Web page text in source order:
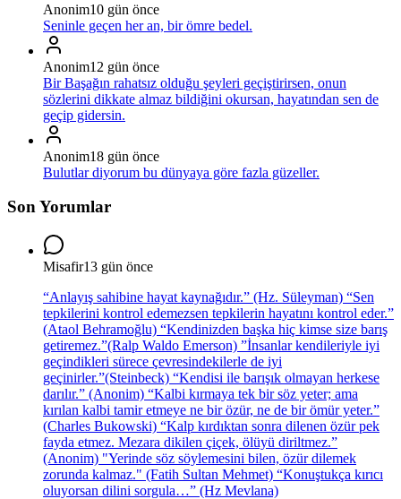
Anonim10 gün önce
Seninle geçen her an, bir ömre bedel.
Anonim12 gün önce
Bir Başağın rahatsız olduğu şeyleri geçiştirirsen, onun
sözlerini dikkate almaz bildiğini okursan, hayatından sen de
geçip gidersin.
Anonim18 gün önce
Bulutlar diyorum bu dünyaya göre fazla güzeller.
Son Yorumlar
Misafir13 gün önce
“Anlayış sahibine hayat kaynağıdır.” (Hz. Süleyman) “Sen
tepkilerini kontrol edemezsen tepkilerin hayatını kontrol eder.”
(Ataol Behramoğlu) “Kendinizden başka hiç kimse size barış
getiremez.”(Ralp Waldo Emerson) ”İnsanlar kendileriyle iyi
geçindikleri sürece çevresindekilerle de iyi
geçinirler.”(Steinbeck) “Kendisi ile barışık olmayan herkese
darılır.” (Anonim) “Kalbi kırmaya tek bir söz yeter; ama
kırılan kalbi tamir etmeye ne bir özür, ne de bir ömür yeter.”
(Charles Bukowski) “Kalp kırdıktan sonra dilenen özür pek
fayda etmez. Mezara dikilen çiçek, ölüyü diriltmez.”
(Anonim) "Yerinde söz söylemesini bilen, özür dilemek
zorunda kalmaz." (Fatih Sultan Mehmet) “Konuştukça kırıcı
oluyorsan dilini sorgula…” (Hz Mevlana)